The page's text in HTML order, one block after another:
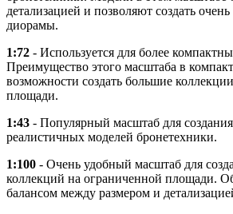
детализацией и позволяют создать
диорамы.
1:72 - Используется для более
Преимущество этого масштаба в
возможности создать большие
площади.
1:43 - Популярный масштаб для
реалистичных моделей бронетехники.
1:100 - Очень удобный масштаб для
коллекций на ограниченной площади.
балансом между размером и